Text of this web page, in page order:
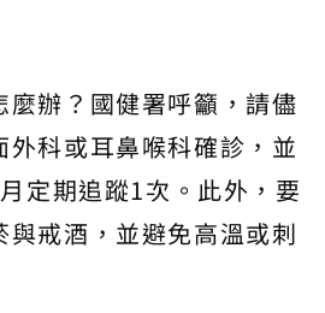
麼辦？國健署呼籲，請儘
科或耳鼻喉科確診，並
定期追蹤1次。此外，要
與戒酒，並避免高溫或刺